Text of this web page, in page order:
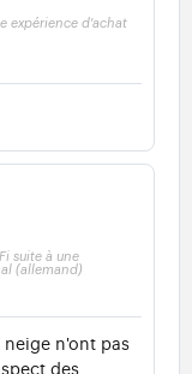
expérience d'achat
suite à une
(allemand)
neige n'ont pas
des